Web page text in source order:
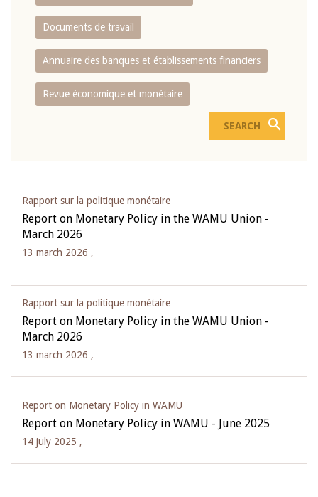
Documents de travail
Annuaire des banques et établissements financiers
Revue économique et monétaire
Rapport sur la politique monétaire
Report on Monetary Policy in the WAMU Union -
March 2026
13 march 2026 ,
Rapport sur la politique monétaire
Report on Monetary Policy in the WAMU Union -
March 2026
13 march 2026 ,
Report on Monetary Policy in WAMU
Report on Monetary Policy in WAMU - June 2025
14 july 2025 ,